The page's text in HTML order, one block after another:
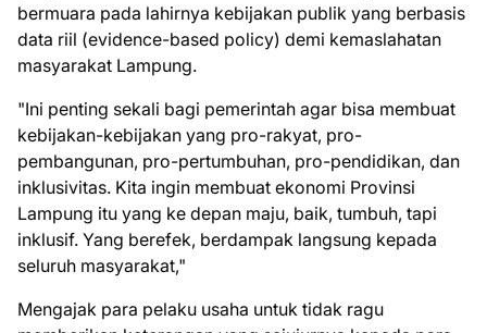
bermuara pada lahirnya kebijakan publik yang berbasis
data riil (evidence-based policy) demi kemaslahatan
masyarakat Lampung.
"Ini penting sekali bagi pemerintah agar bisa membuat
kebijakan-kebijakan yang pro-rakyat, pro-
pembangunan, pro-pertumbuhan, pro-pendidikan, dan
inklusivitas. Kita ingin membuat ekonomi Provinsi
Lampung itu yang ke depan maju, baik, tumbuh, tapi
inklusif. Yang berefek, berdampak langsung kepada
seluruh masyarakat,"
Mengajak para pelaku usaha untuk tidak ragu